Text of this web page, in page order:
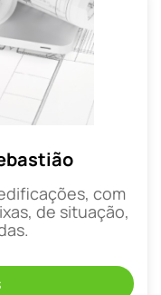
com
de situação,